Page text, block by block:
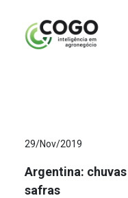
29/Nov/2019
Argentina:
safras